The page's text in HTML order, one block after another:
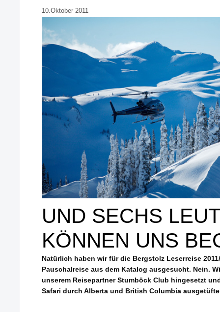
10.Oktober 2011
UND SECHS
KÖNNEN UNS
Natürlich haben wir für die Bergstolz Leserreise
Pauschalreise aus dem Katalog ausgesucht. Nein.
unserem Reisepartner Stumböck Club hingesetzt
Safari durch Alberta und British Columbia